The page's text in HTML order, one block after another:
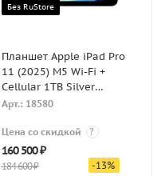
Без RuStore
Планшет Apple iPad Pro
11 (2025) M5 Wi-Fi +
Cellular 1TB Silver
(Серебристый)
Арт.: 18580
Цена со скидкой ?
160 500₽
184 600₽ -13%